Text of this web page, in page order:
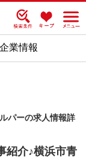
企業情報
パーの求人情報詳
紹介♪横浜市青